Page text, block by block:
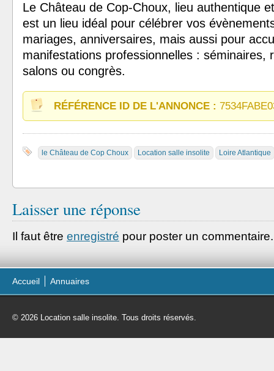
Le Château de Cop-Choux, lieu authentique
est un lieu idéal pour célébrer vos
mariages, anniversaires, mais aussi pour
manifestations professionnelles : séminaires,
salons ou congrès.
RÉFÉRENCE ID DE L'ANNONCE :
le Château de Cop Choux Location salle insolite Loire Atlantique
Laisser une réponse
Il faut être enregistré pour poster un commentaire.
Accueil Annuaires
© 2026 Location salle insolite. Tous droits réservés.